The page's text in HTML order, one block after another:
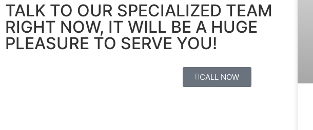
TALK TO OUR SPECIALIZED TEAM
RIGHT NOW, IT WILL BE A HUGE
PLEASURE TO SERVE YOU!
CALL NOW